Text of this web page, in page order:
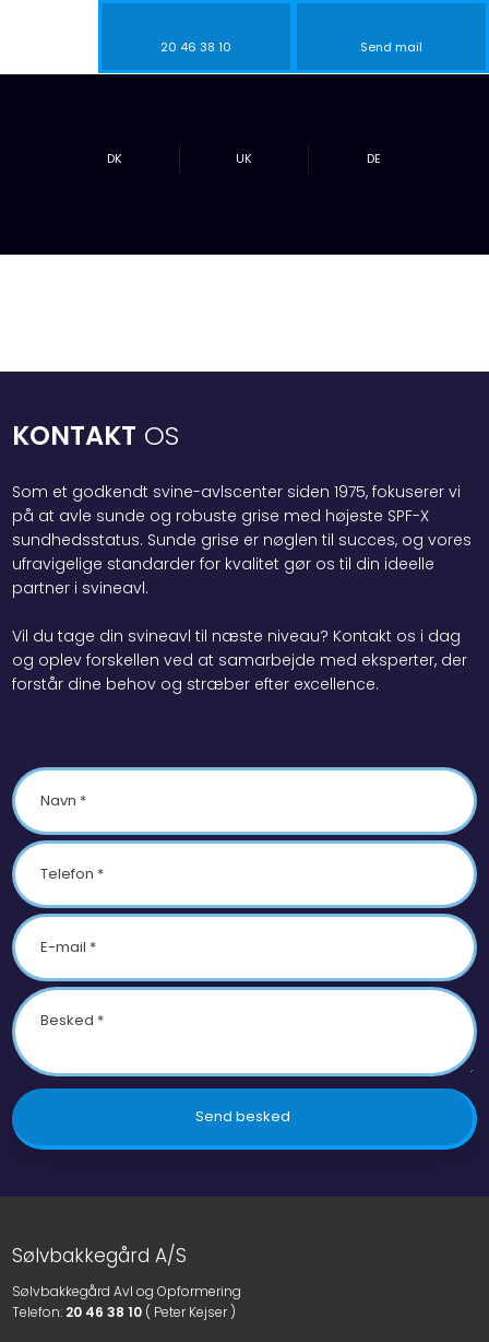
20 46 38 10​ Send mail
DK​ UK​ DE
KONTAKT OS
Som et godkendt svine-avlscenter siden 1975, fokuserer vi
på at avle sunde og robuste grise med højeste SPF-X
sundhedsstatus. Sunde grise er nøglen til succes, og vores
ufravigelige standarder for kvalitet gør os til din ideelle
partner i svineavl.
Vil du tage din svineavl til næste niveau? Kontakt os i dag
og oplev forskellen ved at samarbejde med eksperter, der
forstår dine behov og stræber efter excellence.
Sølvbakkegård A/S
Sølvbakkegård Avl og Opformering
​Telefon: 20 46 38 10( Peter Kejser )